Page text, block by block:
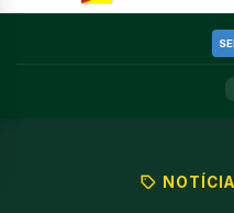
NOTÍCIA